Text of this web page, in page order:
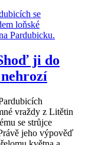
ji do
vraždy z Litětin
se strůjce
jeho výpověď